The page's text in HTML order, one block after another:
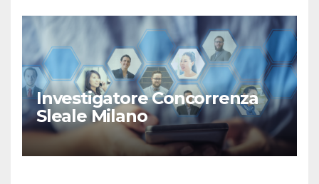
Investigatore Concorrenza
Sleale Milano